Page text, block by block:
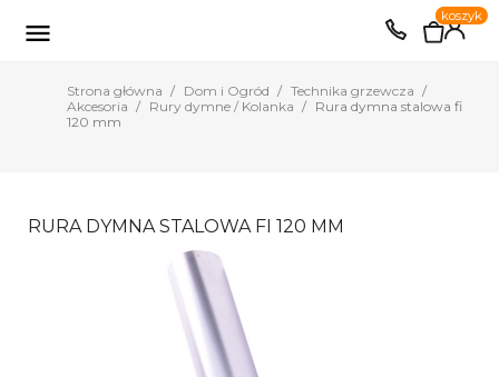
EUR PLN

0
koszyk
Strona główna Dom i Ogród
Technika grzewcza
Akcesoria
Rury dymne / Kolanka
Rura dymna stalowa fi
120 mm
RURA DYMNA STALOWA FI 120 MM